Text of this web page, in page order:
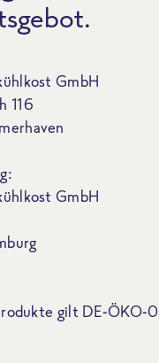
GmbH
116
GmbH
gilt DE-ÖKO-